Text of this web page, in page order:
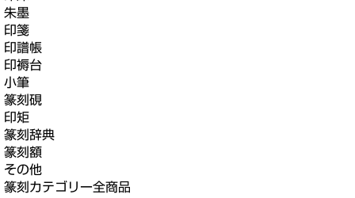
朱墨
印箋
印譜帳
印褥台
小筆
篆刻硯
印矩
篆刻辞典
篆刻額
その他
篆刻カテゴリー全商品